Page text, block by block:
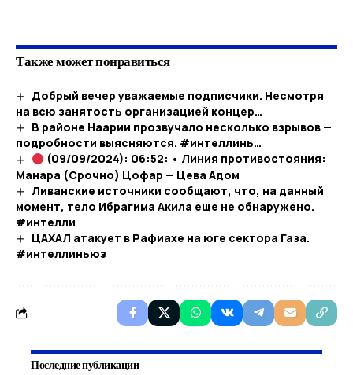
Также может понравиться
Добрый вечер уважаемые подписчики. Несмотря
на всю занятость организацией концер…​
В районе Наарии прозвучало несколько взрывов —
подробности выясняются. #интеллинь…​
(09/09/2024): 06:52: • Линия противостояния:
Манара (Срочно) Цофар — Цева Адом
Ливанские источники сообщают, что, на данный
момент, тело Ибрагима Акила еще не обнаружено.
#интелли
ЦАХАЛ атакует в Рафиахе на юге сектора Газа.
#интеллиньюз
Последние публикации